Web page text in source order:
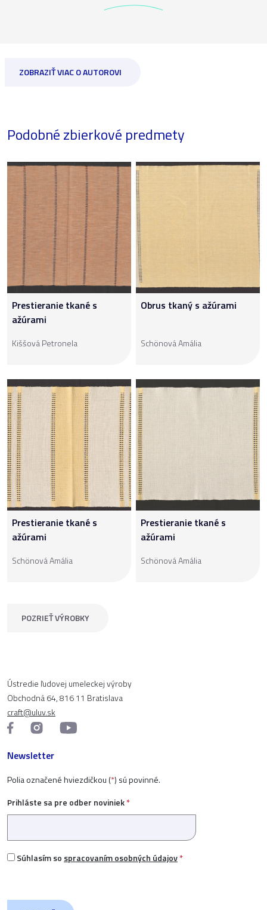
ZOBRAZIŤ VIAC O AUTOROVI
Podobné zbierkové predmety
Prestieranie tkané s
ažúrami
Kiššová Petronela
Obrus tkaný s ažúrami
Schönová Amália
Prestieranie tkané s
ažúrami
Schönová Amália
Prestieranie tkané s
ažúrami
Schönová Amália
POZRIEŤ VÝROBKY
Ústredie ľudovej umeleckej výroby
Obchodná 64, 816 11 Bratislava
craft@uluv.sk
Newsletter
Polia označené hviezdičkou (*) sú povinné.
Prihláste sa pre odber noviniek*
Súhlasím so spracovaním osobných údajov*